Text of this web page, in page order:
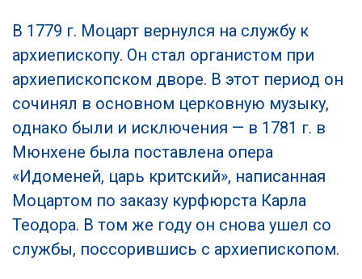
В 1779 г. Моцарт вернулся на службу к
архиепископу. Он стал органистом при
архиепископском дворе. В этот период он
сочинял в основном церковную музыку,
однако были и исключения — в 1781 г. в
Мюнхене была поставлена опера
«Идоменей, царь критский», написанная
Моцартом по заказу курфюрста Карла
Теодора. В том же году он снова ушел со
службы, поссорившись с архиепископом.